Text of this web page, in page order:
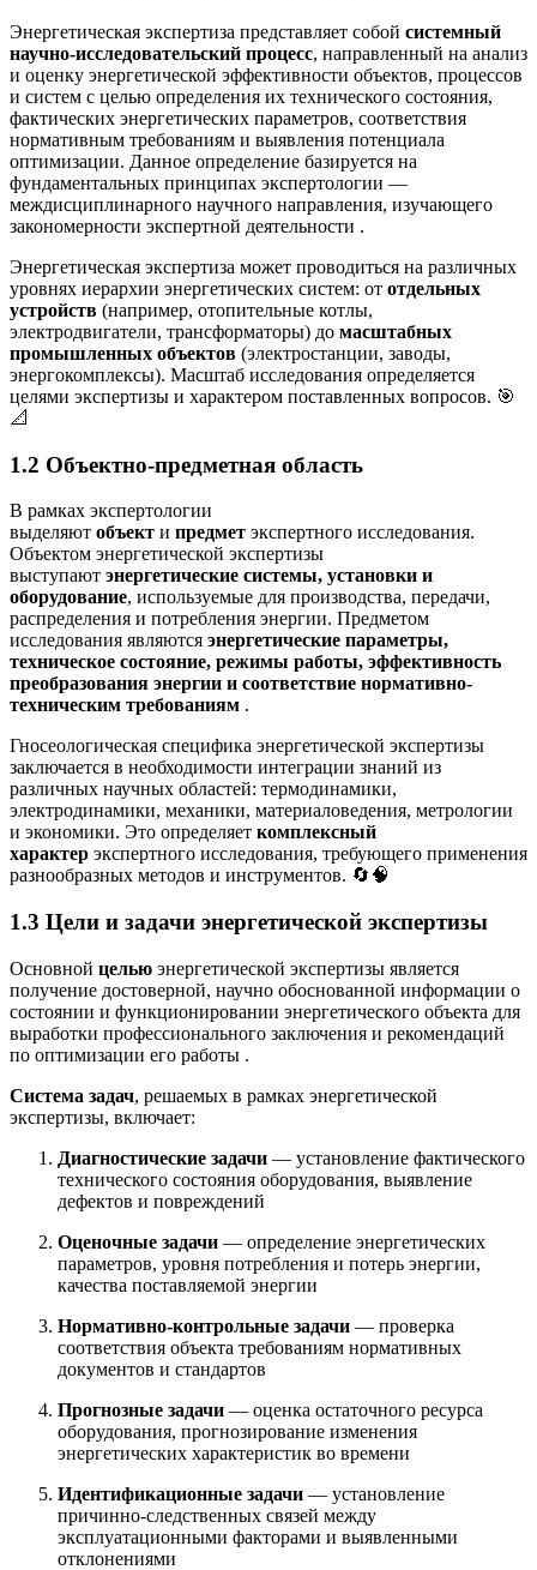
Энергетическая экспертиза представляет собой системный
научно-исследовательский процесс, направленный на анализ
и оценку энергетической эффективности объектов, процессов
и систем с целью определения их технического состояния,
фактических энергетических параметров, соответствия
нормативным требованиям и выявления потенциала
оптимизации. Данное определение базируется на
фундаментальных принципах экспертологии —
междисциплинарного научного направления, изучающего
закономерности экспертной деятельности .
Энергетическая экспертиза может проводиться на различных
уровнях иерархии энергетических систем: от отдельных
устройств (например, отопительные котлы,
электродвигатели, трансформаторы) до масштабных
промышленных объектов (электростанции, заводы,
энергокомплексы). Масштаб исследования определяется
целями экспертизы и характером поставленных вопросов. 🎯
📐
1.2 Объектно-предметная область
В рамках экспертологии
выделяют объект и предмет экспертного исследования.
Объектом энергетической экспертизы
выступают энергетические системы, установки и
оборудование, используемые для производства, передачи,
распределения и потребления энергии. Предметом
исследования являются энергетические параметры,
техническое состояние, режимы работы, эффективность
преобразования энергии и соответствие нормативно-
техническим требованиям .
Гносеологическая специфика энергетической экспертизы
заключается в необходимости интеграции знаний из
различных научных областей: термодинамики,
электродинамики, механики, материаловедения, метрологии
и экономики. Это определяет комплексный
характер экспертного исследования, требующего применения
разнообразных методов и инструментов. 🔄🧠
1.3 Цели и задачи энергетической экспертизы
Основной целью энергетической экспертизы является
получение достоверной, научно обоснованной информации о
состоянии и функционировании энергетического объекта для
выработки профессионального заключения и рекомендаций
по оптимизации его работы .
Система задач, решаемых в рамках энергетической
экспертизы, включает:
Диагностические задачи — установление фактического
технического состояния оборудования, выявление
дефектов и повреждений
Оценочные задачи — определение энергетических
параметров, уровня потребления и потерь энергии,
качества поставляемой энергии
Нормативно-контрольные задачи — проверка
соответствия объекта требованиям нормативных
документов и стандартов
Прогнозные задачи — оценка остаточного ресурса
оборудования, прогнозирование изменения
энергетических характеристик во времени
Идентификационные задачи — установление
причинно-следственных связей между
эксплуатационными факторами и выявленными
отклонениями